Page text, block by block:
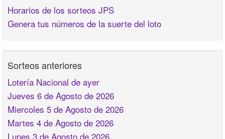
Horarios de los sorteos JPS
Genera tus números de la suerte del loto
Sorteos anteriores
Lotería Nacional de ayer
Jueves 6 de Agosto de 2026
Miercoles 5 de Agosto de 2026
Martes 4 de Agosto de 2026
Lunes 3 de Agosto de 2026